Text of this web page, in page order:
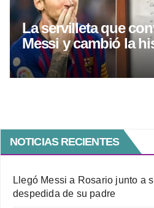
La servilleta que
Messi y cambió la
NOTICIAS RECIENTES
Llegó Messi a Rosario junto a
despedida de su padre